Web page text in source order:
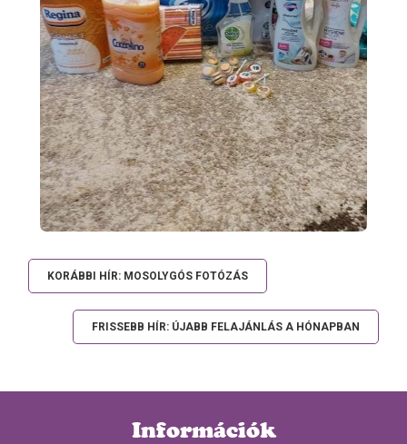
KORÁBBI HÍR: MOSOLYGÓS FOTÓZÁS
FRISSEBB HÍR: ÚJABB FELAJÁNLÁS A HÓNAPBAN
Információk